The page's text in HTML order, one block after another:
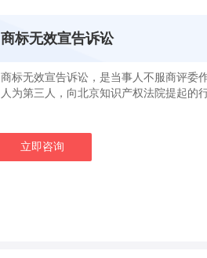
商标无效宣告诉讼
商标无效宣告诉讼，是当事人不服商评委
人为第三人，向北京知识产权法院提起的
立即咨询